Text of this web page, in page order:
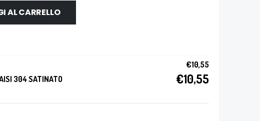
AL CARRELLO
€10,55
304 SATINATO
€10,55